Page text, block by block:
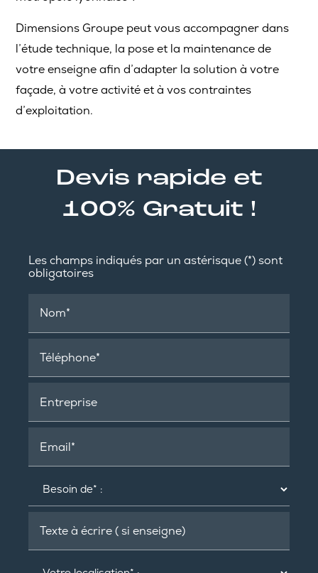
Dimensions Groupe peut vous accompagner dans
l’étude technique, la pose et la maintenance de
votre enseigne afin d’adapter la solution à votre
façade, à votre activité et à vos contraintes
d’exploitation.
Devis rapide et
100% Gratuit !
Les champs indiqués par un astérisque (*) sont
obligatoires
Nom*
Téléphone*
Entreprise
Email*
Texte à écrire ( si enseigne)